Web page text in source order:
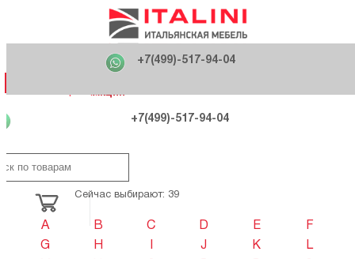
+7(499)-517-94-04
Фабрики
Распродажа
Как купить
О компании
Акция
+7(499)-517-94-04
121170 , г. Москва,
ул. Кутузовский проспект, д. 36 стр.3
+7(499)-517-94-04
Сейчас выбирают: 39
A B C D E
F
G
H J K
L